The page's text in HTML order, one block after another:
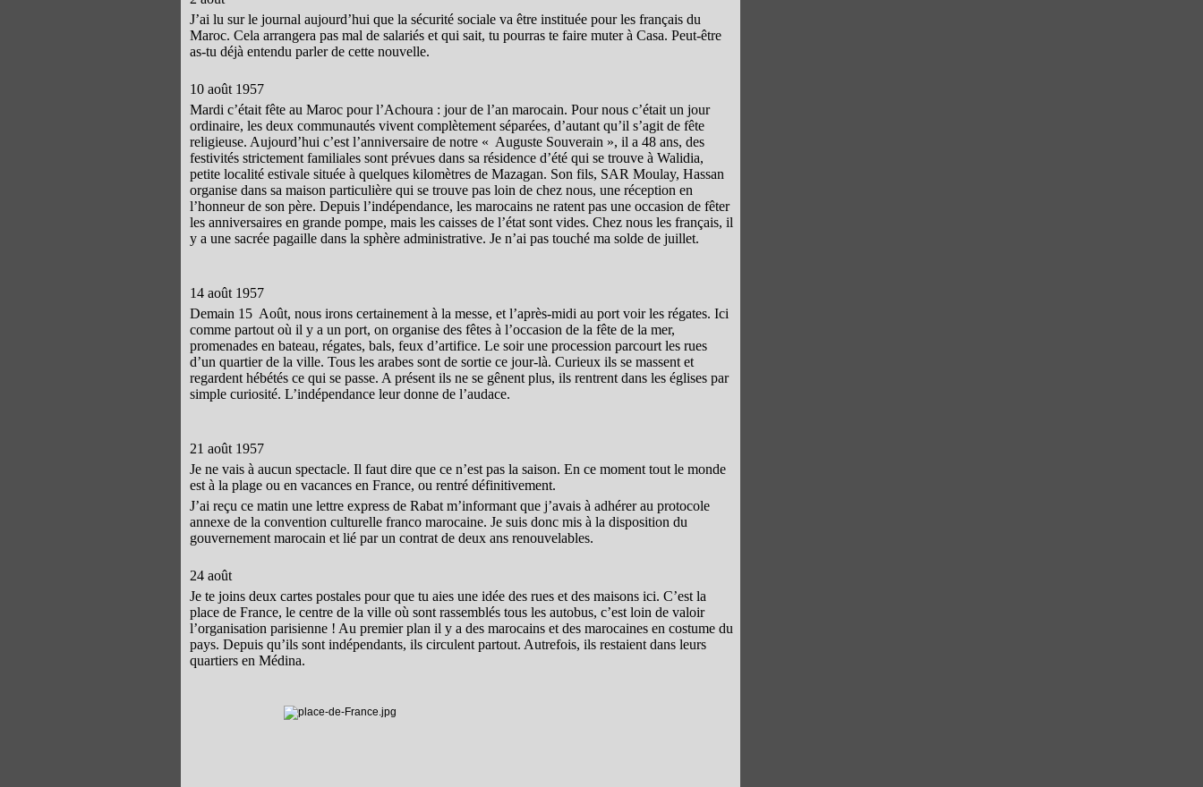
J’ai lu sur le journal aujourd’hui que la sécurité sociale va être instituée pour les français du
Maroc. Cela arrangera pas mal de salariés et qui sait, tu pourras te faire muter à Casa. Peut-être
as-tu déjà entendu parler de cette nouvelle.
10 août 1957
Mardi c’était fête au Maroc pour l’Achoura : jour de l’an marocain. Pour nous c’était un jour
ordinaire, les deux communautés vivent complètement séparées, d’autant qu’il s’agit de fête
religieuse. Aujourd’hui c’est l’anniversaire de notre « Auguste Souverain », il a 48 ans, des
festivités strictement familiales sont prévues dans sa résidence d’été qui se trouve à Walidia,
petite localité estivale située à quelques kilomètres de Mazagan. Son fils, SAR Moulay, Hassan
organise dans sa maison particulière qui se trouve pas loin de chez nous, une réception en
l’honneur de son père. Depuis l’indépendance, les marocains ne ratent pas une occasion de fêter
les anniversaires en grande pompe, mais les caisses de l’état sont vides. Chez nous les français, il
y a une sacrée pagaille dans la sphère administrative. Je n’ai pas touché ma solde de juillet.
14 août 1957
Demain 15 Août, nous irons certainement à la messe, et l’après-midi au port voir les régates. Ici
comme partout où il y a un port, on organise des fêtes à l’occasion de la fête de la mer,
promenades en bateau, régates, bals, feux d’artifice. Le soir une procession parcourt les rues
d’un quartier de la ville. Tous les arabes sont de sortie ce jour-là. Curieux ils se massent et
regardent hébétés ce qui se passe. A présent ils ne se gênent plus, ils rentrent dans les églises par
simple curiosité. L’indépendance leur donne de l’audace.
21 août 1957
Je ne vais à aucun spectacle. Il faut dire que ce n’est pas la saison. En ce moment tout le monde
est à la plage ou en vacances en France, ou rentré définitivement.
J’ai reçu ce matin une lettre express de Rabat m’informant que j’avais à adhérer au protocole
annexe de la convention culturelle franco marocaine. Je suis donc mis à la disposition du
gouvernement marocain et lié par un contrat de deux ans renouvelables.
24 août
Je te joins deux cartes postales pour que tu aies une idée des rues et des maisons ici. C’est la
place de France, le centre de la ville où sont rassemblés tous les autobus, c’est loin de valoir
l’organisation parisienne ! Au premier plan il y a des marocains et des marocaines en costume du
pays. Depuis qu’ils sont indépendants, ils circulent partout. Autrefois, ils restaient dans leurs
quartiers en Médina.